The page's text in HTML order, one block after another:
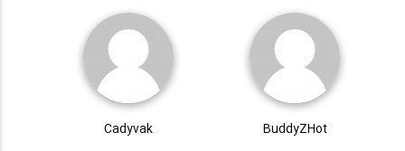
BuddyZHot
Cadyvak